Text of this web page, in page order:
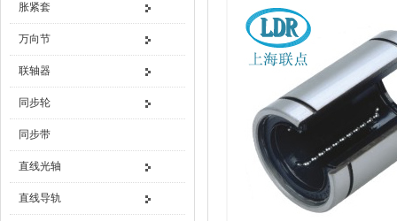
胀紧套
万向节
联轴器
同步轮
同步带
直线光轴
直线导轨